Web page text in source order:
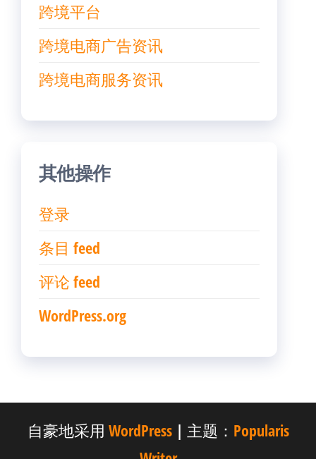
跨境平台
跨境电商广告资讯
跨境电商服务资讯
其他操作
登录
条目 feed
评论 feed
WordPress.org
自豪地采用 WordPress | 主题： Popularis